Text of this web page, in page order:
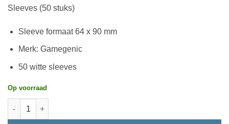
Sleeves (50 stuks)
Sleeve formaat 64 x 90 mm
Merk: Gamegenic
50 witte sleeves
Op voorraad